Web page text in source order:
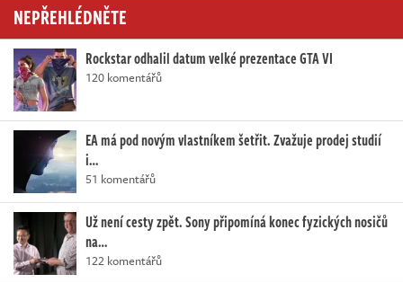
NEPŘEHLÉDNĚTE
Rockstar odhalil datum velké prezentace GTA VI
120 komentářů
EA má pod novým vlastníkem šetřit. Zvažuje prodej studií
i…
51 komentářů
Už není cesty zpět. Sony připomíná konec fyzických nosičů
na…
122 komentářů